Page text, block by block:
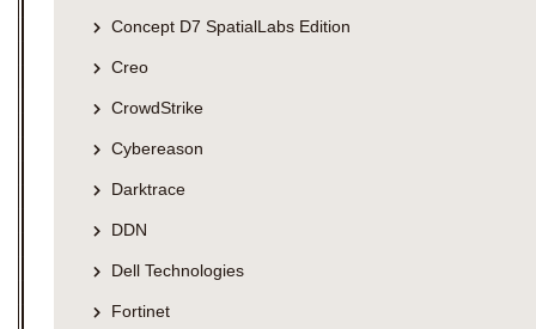
Concept D7 SpatialLabs Edition
Creo
CrowdStrike
Cybereason
Darktrace
DDN
Dell Technologies
Fortinet